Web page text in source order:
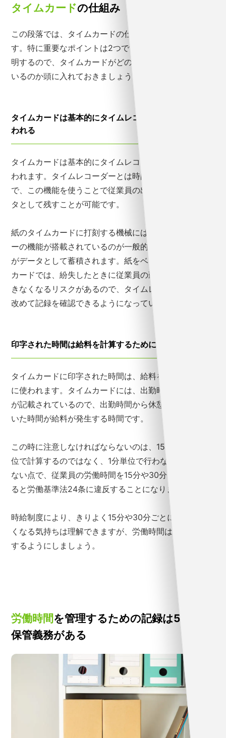
タイムカードの仕組み
この段落では、タイムカードの仕組みについて紹介しま
す。特に重要なポイントは2つです。それぞれ細かく説
明するので、タイムカードがどのような仕組みになって
いるのか頭に入れておきましょう。
タイムカードは基本的にタイムレコーダーとセットで使
われる
タイムカードは基本的にタイムレコーダーとセットで使
われます。タイムレコーダーとは時間を記録できる機械
で、この機能を使うことで従業員の出退勤の時刻をデー
タとして残すことが可能です。
紙のタイムカードに打刻する機械には、タイムレコーダ
ーの機能が搭載されているのが一般的で、打刻した時刻
がデータとして蓄積されます。紙をベースにしたタイム
カードでは、紛失したときに従業員の勤務状況を把握で
きなくなるリスクがあるので、タイムレコーダーにより
改めて記録を確認できるようになっているのです。
印字された時間は給料を計算するために使われる
タイムカードに印字された時間は、給料を計算するため
に使われます。タイムカードには、出勤時刻と退勤時刻
が記載されているので、出勤時間から休憩時間を差し引
いた時間が給料が発生する時間です。
この時に注意しなければならないのは、15分や30分単
位で計算するのではなく、1分単位で行わなければなら
ない点で、従業員の労働時間を15分や30分で切り捨て
ると労働基準法24条に違反することになります。
時給制度により、きりよく15分や30分ごとに計算した
くなる気持ちは理解できますが、労働時間は正確に管理
するようにしましょう。
労働時間 を管理するための記録は5年間の
保管義務がある